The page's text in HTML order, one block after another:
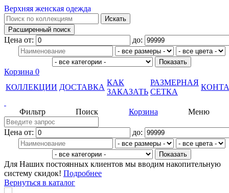
Верхняя женская одежда
Цена от: до:
Корзина 0
КОЛЛЕКЦИИ ДОСТАВКА
КАК
ЗАКАЗАТЬ
РАЗМЕРНАЯ
СЕТКА
Меню
Корзина
Поиск
Фильтр
Цена от: до:
Для Наших постоянных клиентов мы вводим накопительную
систему скидок! Подробнее
Вернуться в каталог